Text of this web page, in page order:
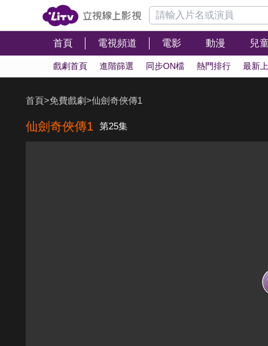
首頁 電視頻道 電影 動漫 兒
戲劇首頁 進階篩選 同步ON檔 熱門排行 最新
首頁>免費戲劇>仙劍奇俠傳1
仙劍奇俠傳1 第25集